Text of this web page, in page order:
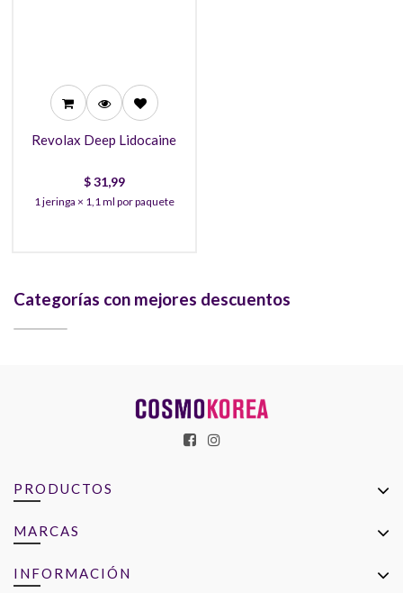
Revolax Deep Lidocaine
$31,99
1 jeringa × 1,1 ml por paquete
Categorías con mejores descuentos
PRODUCTOS
MARCAS
INFORMACIÓN